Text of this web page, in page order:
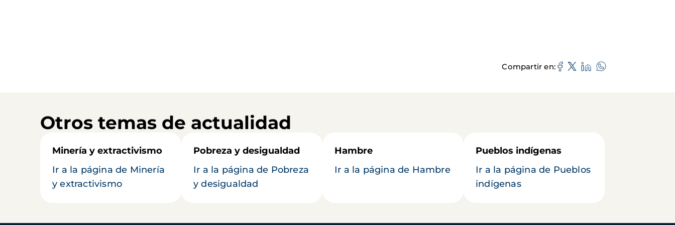
Compartir en
Otros temas de actualidad
Minería y extractivismo
Ir a la página de Minería
y extractivismo
Pobreza y desigualdad
Ir a la página de Pobreza
y desigualdad
Hambre
Ir a la página de Hambre
Pueblos indígenas
Ir a la página de Pueblos
indígenas